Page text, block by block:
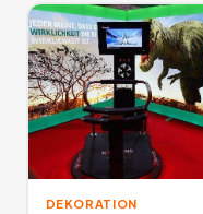
DEKORATION